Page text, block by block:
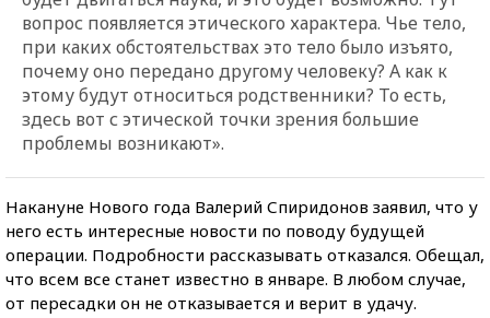
вопрос появляется этического характера. Чье тело,
при каких обстоятельствах это тело было изъято,
почему оно передано другому человеку? А как к
этому будут относиться родственники? То есть,
здесь вот с этической точки зрения большие
проблемы возникают».
Накануне Нового года Валерий Спиридонов заявил, что у
него есть интересные новости по поводу будущей
операции. Подробности рассказывать отказался. Обещал,
что всем все станет известно в январе. В любом случае,
от пересадки он не отказывается и верит в удачу.